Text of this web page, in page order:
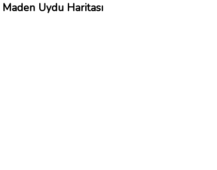
Maden Uydu Haritası